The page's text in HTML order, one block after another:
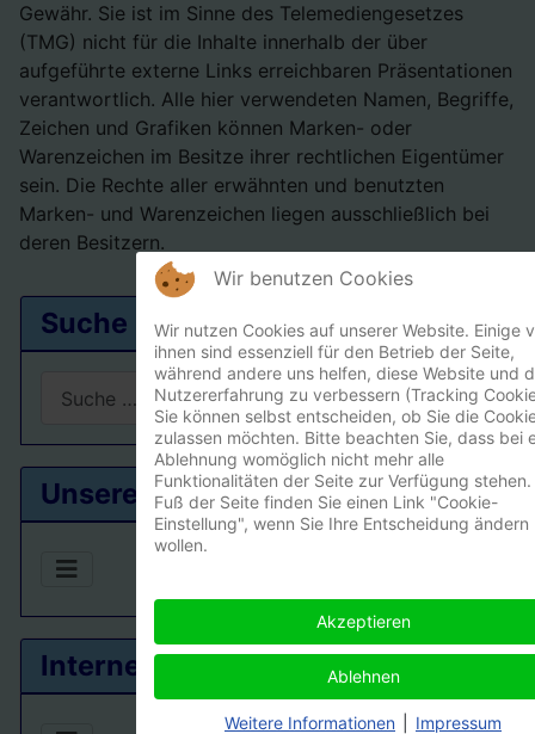
Suche
Type 2 or more characters for results.
Unsere Ortsgruppe
Interner Bereich
Gewähr. Sie ist im Sinne des Telemediengesetzes
(TMG) nicht für die Inhalte innerhalb der über
aufgeführte externe Links erreichbaren Präsentationen
verantwortlich. Alle hier verwendeten Namen, Begriffe,
Zeichen und Grafiken können Marken- oder
Warenzeichen im Besitze ihrer rechtlichen Eigentümer
sein. Die Rechte aller erwähnten und benutzten
Marken- und Warenzeichen liegen ausschließlich bei
deren Besitzern.
Wir benutzen Cookies
Wir nutzen Cookies auf unserer Website. Einige
ihnen sind essenziell für den Betrieb der Seite,
während andere uns helfen, diese Website und
Nutzererfahrung zu verbessern (Tracking
Sie können selbst entscheiden, ob Sie die
zulassen möchten. Bitte beachten Sie, dass bei
Ablehnung womöglich nicht mehr alle
Funktionalitäten der Seite zur Verfügung stehen.
Fuß der Seite finden Sie einen Link "Cookie-
Einstellung", wenn Sie Ihre Entscheidung ändern
wollen.
Akzeptieren
Ablehnen
Weitere Informationen Impressum